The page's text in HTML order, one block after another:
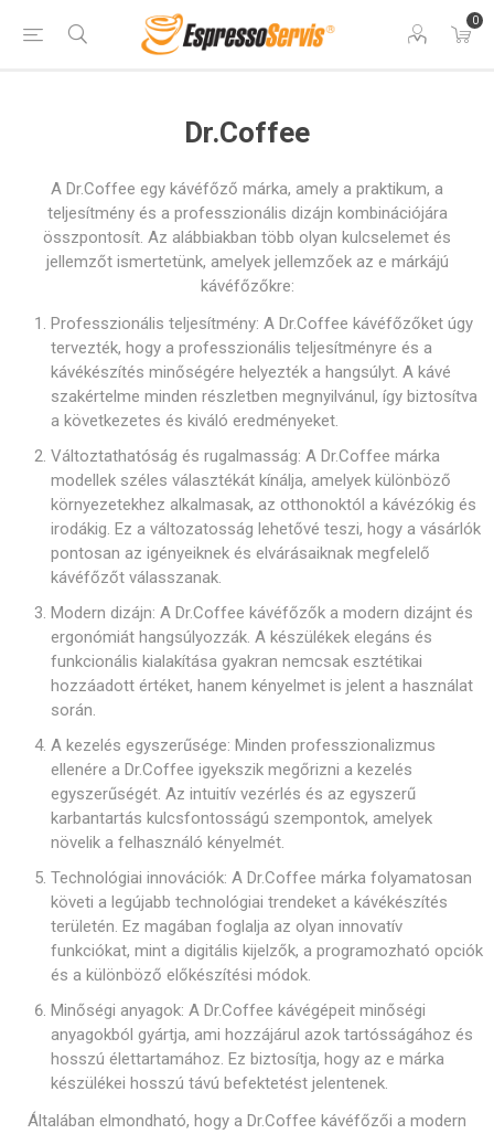
0
Dr.Coffee
A Dr.Coffee egy kávéfőző márka, amely a praktikum, a
teljesítmény és a professzionális dizájn kombinációjára
összpontosít. Az alábbiakban több olyan kulcselemet és
jellemzőt ismertetünk, amelyek jellemzőek az e márkájú
kávéfőzőkre:
Professzionális teljesítmény: A Dr.Coffee kávéfőzőket úgy
tervezték, hogy a professzionális teljesítményre és a
kávékészítés minőségére helyezték a hangsúlyt. A kávé
szakértelme minden részletben megnyilvánul, így biztosítva
a következetes és kiváló eredményeket.
Változtathatóság és rugalmasság: A Dr.Coffee márka
modellek széles választékát kínálja, amelyek különböző
környezetekhez alkalmasak, az otthonoktól a kávézókig és
irodákig. Ez a változatosság lehetővé teszi, hogy a vásárlók
pontosan az igényeiknek és elvárásaiknak megfelelő
kávéfőzőt válasszanak.
Modern dizájn: A Dr.Coffee kávéfőzők a modern dizájnt és
ergonómiát hangsúlyozzák. A készülékek elegáns és
funkcionális kialakítása gyakran nemcsak esztétikai
hozzáadott értéket, hanem kényelmet is jelent a használat
során.
A kezelés egyszerűsége: Minden professzionalizmus
ellenére a Dr.Coffee igyekszik megőrizni a kezelés
egyszerűségét. Az intuitív vezérlés és az egyszerű
karbantartás kulcsfontosságú szempontok, amelyek
növelik a felhasználó kényelmét.
Technológiai innovációk: A Dr.Coffee márka folyamatosan
követi a legújabb technológiai trendeket a kávékészítés
területén. Ez magában foglalja az olyan innovatív
funkciókat, mint a digitális kijelzők, a programozható opciók
és a különböző előkészítési módok.
Minőségi anyagok: A Dr.Coffee kávégépeit minőségi
anyagokból gyártja, ami hozzájárul azok tartósságához és
hosszú élettartamához. Ez biztosítja, hogy az e márka
készülékei hosszú távú befektetést jelentenek.
Általában elmondható, hogy a Dr.Coffee kávéfőzői a modern